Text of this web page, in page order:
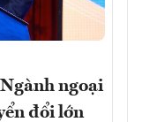
ngoại
đổi lớn